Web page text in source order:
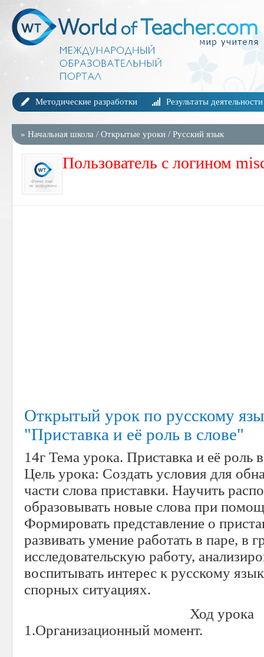
Методические разработки Результаты деятельности
» Начальная школа / Открытые уроки / Русский язык
Пользователь с логином
Открытый урок по русскому
"Приставка и её роль в слове"
14г Тема урока. Приставка и её роль
Цель урока: Создать условия для
части слова приставки. Научить
образовывать новые слова при
Формировать представление о
развивать умение работать в паре, в
исследовательскую работу,
воспитывать интерес к русскому
спорных ситуациях.
Ход урока
1.Организационный момент.